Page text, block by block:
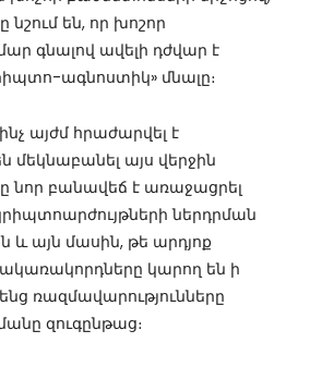
նշում են, որ խոշոր
գնալով ավելի դժվար է
ագնոստիկ» մնալը։
այժմ հրաժարվել է
այս վերջին
նոր բանավեճ է առաջացրել
ներդրման
և այն մասին, թե արդյոք
կարող են ի
ռազմավարությունները
զուգընթաց։